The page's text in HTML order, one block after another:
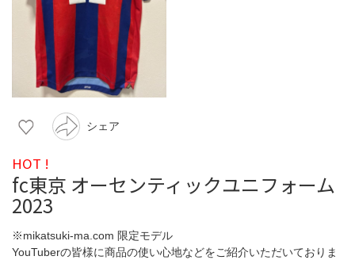
シェア
HOT !
fc東京 オーセンティックユニフォーム
2023
※mikatsuki-ma.com 限定モデル
YouTuberの皆様に商品の使い心地などをご紹介いただいておりま